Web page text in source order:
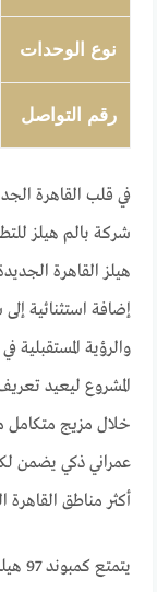
نوع الوحدات
رقم التواصل
في قلب القاهرة
إضافة استثنائية
والرؤية المستقبلية
المشروع ليعيد
خلال مزيج متكامل
عمراني ذكي يضمن
أكثر مناطق